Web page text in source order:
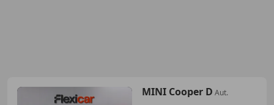
MINI Cooper D Aut.